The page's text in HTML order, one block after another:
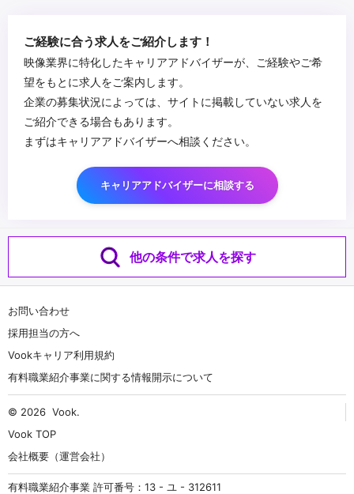
ご経験に合う求人をご紹介します！
映像業界に特化したキャリアアドバイザーが、ご経験やご希
望をもとに求人をご案内します。
企業の募集状況によっては、サイトに掲載していない求人を
ご紹介できる場合もあります。
まずはキャリアアドバイザーへ相談ください。
キャリアアドバイザーに相談する
他の条件で求人を探す
お問い合わせ
採用担当の方へ
Vookキャリア利用規約
有料職業紹介事業に関する情報開示について
© 2026 Vook.
Vook TOP
会社概要（運営会社）
有料職業紹介事業 許可番号：13 - ユ - 312611